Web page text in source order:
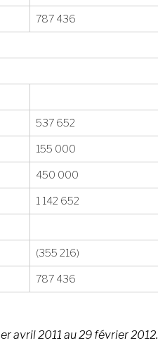
787 436
537 652
155 000
450 000
1 142 652
(355 216)
787 436
avril 2011 au 29 février 2012.